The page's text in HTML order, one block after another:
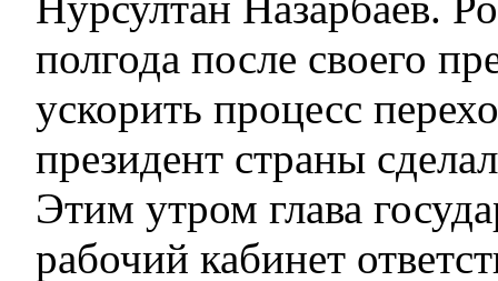
полгода после своего
ускорить процесс
президент страны
Этим утром глава
рабочий кабинет